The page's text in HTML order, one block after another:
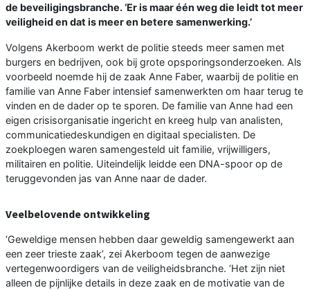
de beveiligingsbranche. ‘Er is maar één weg die leidt tot meer
veiligheid en dat is meer en betere samenwerking.’
Volgens Akerboom werkt de politie steeds meer samen met
burgers en bedrijven, ook bij grote opsporingsonderzoeken. Als
voorbeeld noemde hij de zaak Anne Faber, waarbij de politie en
familie van Anne Faber intensief samenwerkten om haar terug te
vinden en de dader op te sporen. De familie van Anne had een
eigen crisisorganisatie ingericht en kreeg hulp van analisten,
communicatiedeskundigen en digitaal specialisten. De
zoekploegen waren samengesteld uit familie, vrijwilligers,
militairen en politie. Uiteindelijk leidde een DNA-spoor op de
teruggevonden jas van Anne naar de dader.
Veelbelovende ontwikkeling
‘Geweldige mensen hebben daar geweldig samengewerkt aan
een zeer trieste zaak’, zei Akerboom tegen de aanwezige
vertegenwoordigers van de veiligheidsbranche. ‘Het zijn niet
alleen de pijnlijke details in deze zaak en de motivatie van de